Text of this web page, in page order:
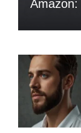
Amazon: